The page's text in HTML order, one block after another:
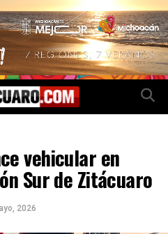
vehicular en
Sur de Zitácuaro
2026